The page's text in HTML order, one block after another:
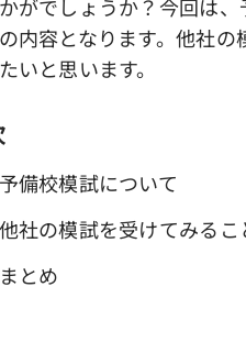
がでしょうか？今回は
内容となります。他社
いと思います。
備校模試について
社の模試を受けてみるこ
とめ